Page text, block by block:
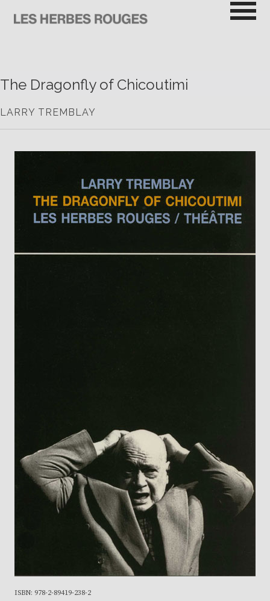
contenu
The Dragonfly of Chicoutimi
LARRY TREMBLAY
ISBN: 978-2-89419-238-2